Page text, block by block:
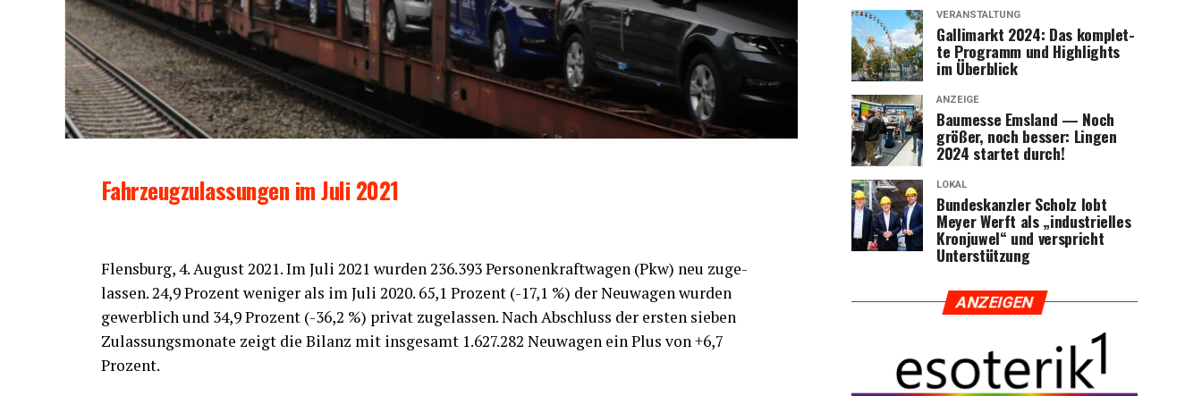
Fahr­zeug­zu­las­sun­gen im Juli 2021
Flens­burg, 4. August 2021. Im Juli 2021 wur­den 236.393 Per­so­nen­kraft­wa­gen (Pkw) neu zuge­
las­sen. 24,9 Pro­zent weni­ger als im Juli 2020. 65,1 Pro­zent (-17,1 %) der Neu­wa­gen wur­den
gewerb­lich und 34,9 Pro­zent (-36,2 %) pri­vat zuge­las­sen. Nach Abschluss der ers­ten sie­ben
Zulas­sungs­mo­na­te zeigt die Bilanz mit ins­ge­samt 1.627.282 Neu­wa­gen ein Plus von +6,7
Prozent.
VERANSTALTUNG
Gal­li­markt 2024: Das kom­plet­
te Pro­gramm und High­lights
im Überblick
ANZEIGE
Bau­mes­se Ems­land — Noch
grö­ßer, noch bes­ser: Lin­gen
2024 star­tet durch!
LOKAL
Bun­des­kanz­ler Scholz lobt
Mey­er Werft als „indus­tri­el­les
Kron­ju­wel“ und ver­spricht
Unterstützung
ANZEI­GEN